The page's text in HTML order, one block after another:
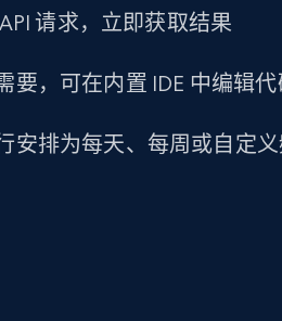
请求，立即获取结果
要，可在内置 IDE 中编辑代
安排为每天、每周或自定